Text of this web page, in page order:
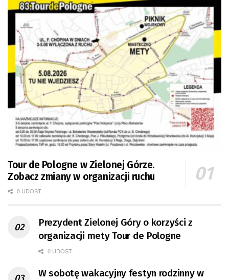
Tour de Pologne w Zielonej Górze.
Zobacz zmiany w organizacji ruchu
0 UDOST.
Prezydent Zielonej Góry o korzyści z
organizacji mety Tour de Pologne
0 UDOST.
W sobotę wakacyjny festyn rodzinny w